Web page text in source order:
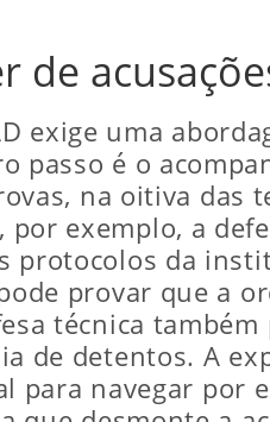
de
exige uma
passo é o
na oitiva das
exemplo, a
protocolos da
provar que a
técnica
de detentos. A
para navegar por